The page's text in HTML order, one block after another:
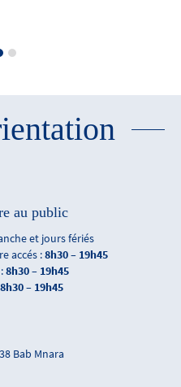
au public
et jours fériés
accés :8h30 – 19h45
8h30 – 19h45
8h30 – 19h45
Bab Mnara